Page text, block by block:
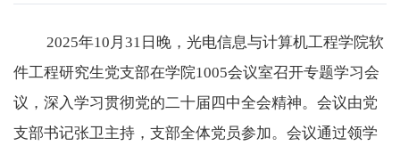
2025年10 月 31 日晚，光电信息与计算机工程学院软
件工程研究生党支部在学院1005会议室召开专题学习会
议，深入学习贯彻党的二十届四中全会精神。会议由党
支部书记张卫主持，支部全体党员参加。会议通过领学